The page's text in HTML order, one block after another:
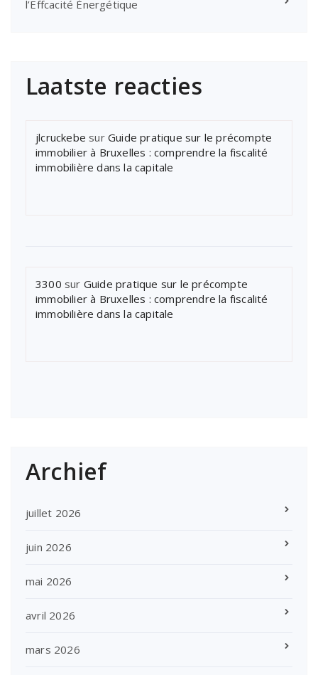
l’Effcacité Énergétique
Laatste reacties
jlcruckebe sur Guide pratique sur le précompte
immobilier à Bruxelles : comprendre la fiscalité
immobilière dans la capitale
3300 sur Guide pratique sur le précompte
immobilier à Bruxelles : comprendre la fiscalité
immobilière dans la capitale
Archief
juillet 2026
juin 2026
mai 2026
avril 2026
mars 2026